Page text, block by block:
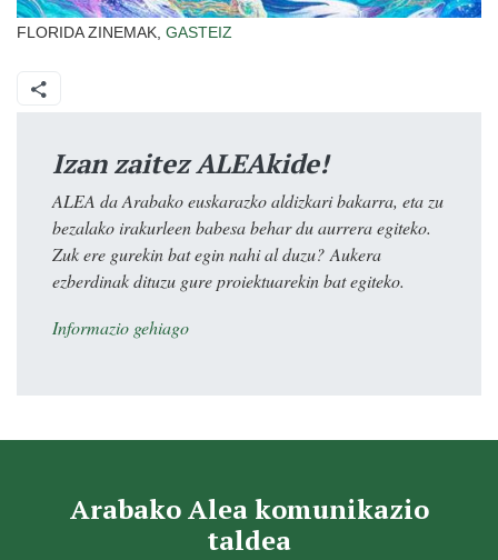
FLORIDA ZINEMAK, GASTEIZ
Izan zaitez ALEAkide!
ALEA da Arabako euskarazko aldizkari bakarra, eta zu
bezalako irakurleen babesa behar du aurrera egiteko.
Zuk ere gurekin bat egin nahi al duzu? Aukera
ezberdinak dituzu gure proiektuarekin bat egiteko.
Informazio gehiago
Arabako Alea komunikazio
taldea